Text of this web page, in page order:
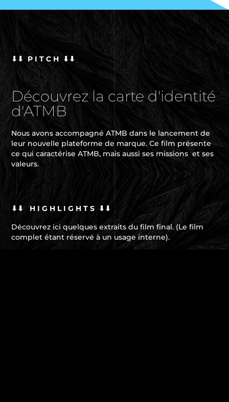
⬇⬇ P I T C H ⬇⬇
Découvrez la carte d'identité
d'ATMB
Nous avons accompagné ATMB dans le lancement de
leur nouvelle plateformede marque. Ce film présente
ce qui caractérise ATMB, mais aussi ses missionset ses
valeurs.
⬇⬇ H I G H L I G H T S ⬇⬇
Découvrez ici quelques extraits du film final. (Le film
complet étant réservé à un usage interne).